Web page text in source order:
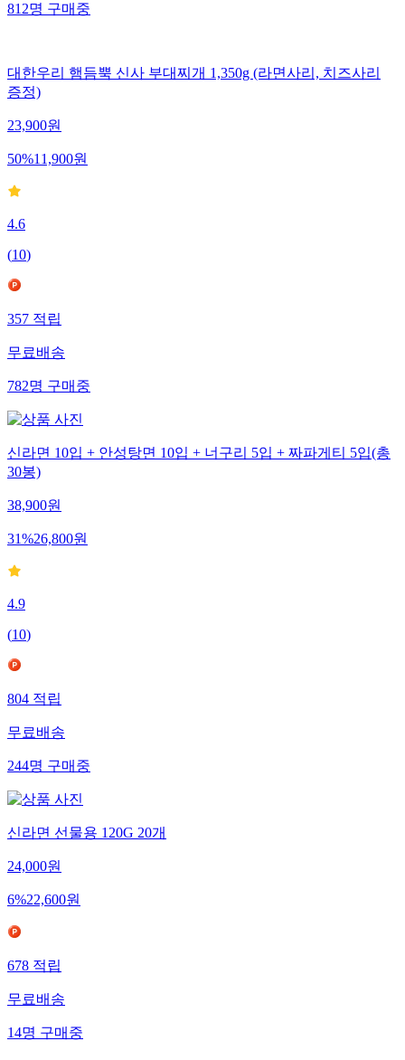
812명 구매중
대한우리 햄듬뿍 신사 부대찌개 1,350g (라면사리, 치즈사리
증정)
23,900원
50%11,900원
4.6
(10)
357적립
무료배송
782명구매중
신라면 10입 + 안성탕면 10입 + 너구리 5입 + 짜파게티 5입(총
30봉)
38,900원
31%26,800원
4.9
(10)
804적립
무료배송
244명구매중
신라면 선물용 120G 20개
24,000원
6%22,600원
678적립
무료배송
14명구매중